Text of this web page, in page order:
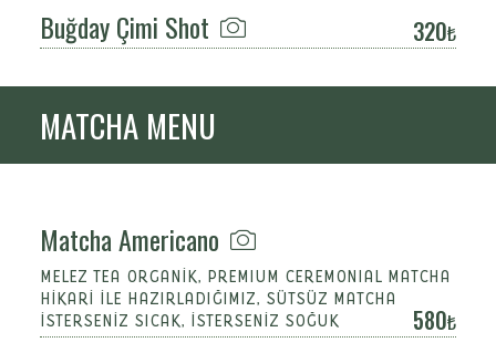
Buğday Çimi Shot 320
MATCHA MENU
Matcha Americano
MELEZ TEA ORGANİK, PREMIUM CEREMONIAL MATCHA
HİKARİ İLE HAZIRLADIĞIMIZ, SÜTSÜZ MATCHA
İSTERSENİZ SICAK, İSTERSENİZ SOĞUK
580